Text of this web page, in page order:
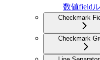
数値field
Checkmark
Checkmark